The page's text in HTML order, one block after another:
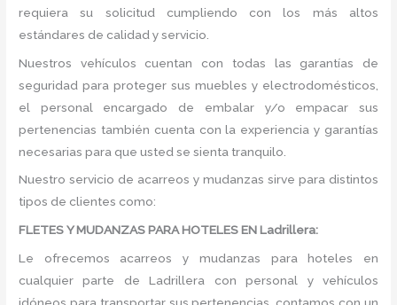
requiera su solicitud cumpliendo con los más altos
estándares de calidad y servicio.
Nuestros vehículos cuentan con todas las garantías de
seguridad para proteger sus muebles y electrodomésticos,
el personal encargado de embalar y/o empacar sus
pertenencias también cuenta con la experiencia y garantías
necesarias para que usted se sienta tranquilo.
Nuestro servicio de acarreos y mudanzas sirve para distintos
tipos de clientes como:
FLETES Y MUDANZAS PARA HOTELES EN Ladrillera:
Le ofrecemos acarreos y mudanzas para hoteles en
cualquier parte de Ladrillera con personal y vehículos